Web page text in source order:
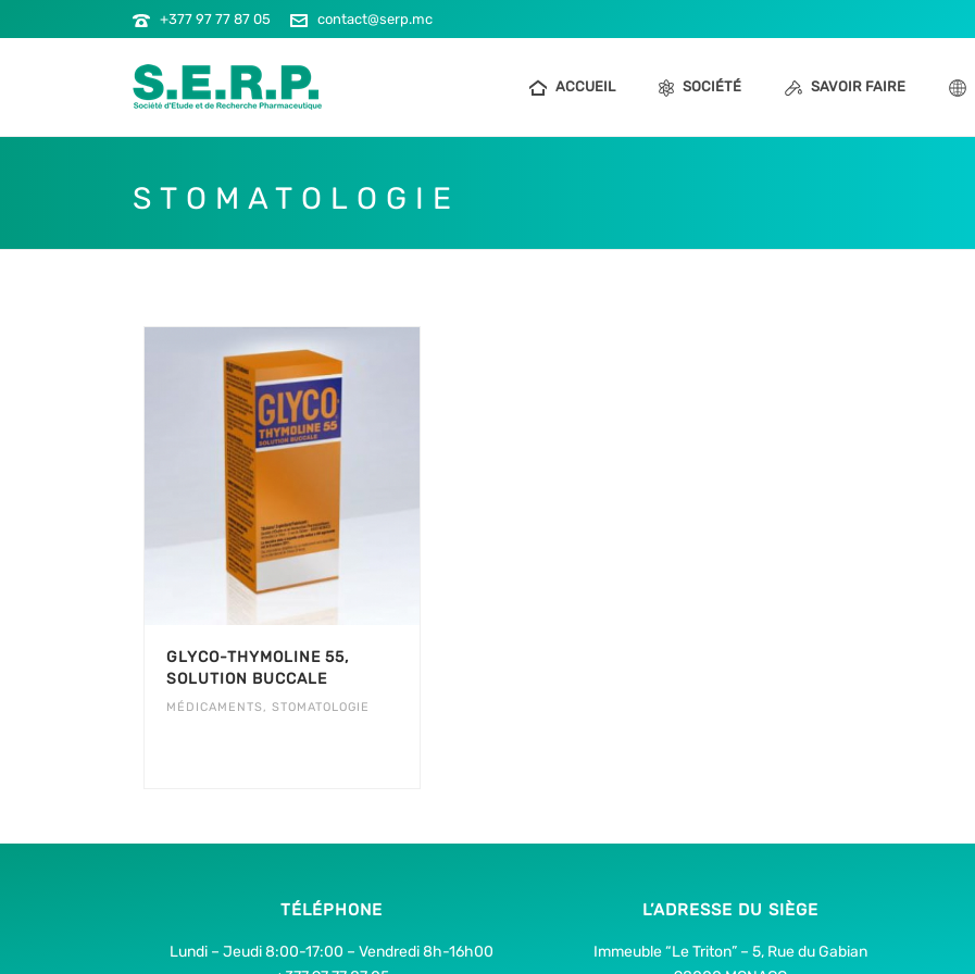
+377 97 77 87 05 contact@serp.mc
ACCUEIL SOCIÉTÉ SAVOIR FAIRE
STOMATOLOGIE
GLYCO-THYMOLINE 55,
SOLUTION BUCCALE
MÉDICAMENTS, STOMATOLOGIE
TÉLÉPHONE
Lundi – Jeudi 8:00-17:00 – Vendredi 8h-16h00
L’ADRESSE DU SIÈGE
Immeuble “Le Triton” – 5, Rue du Gabian